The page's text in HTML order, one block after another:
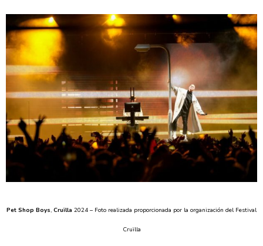
Pet Shop Boys, Cruïlla 2024 – Foto realizada proporcionada por la organización del Festival
Cruïlla